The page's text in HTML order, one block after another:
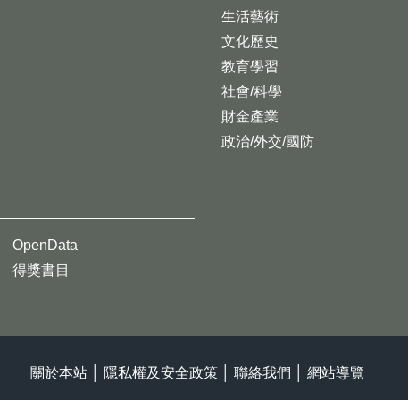
生活藝術
文化歷史
教育學習
社會/科學
財金產業
政治/外交/國防
OpenData
得獎書目
關於本站 隱私權及安全政策 聯絡我們 網站導覽